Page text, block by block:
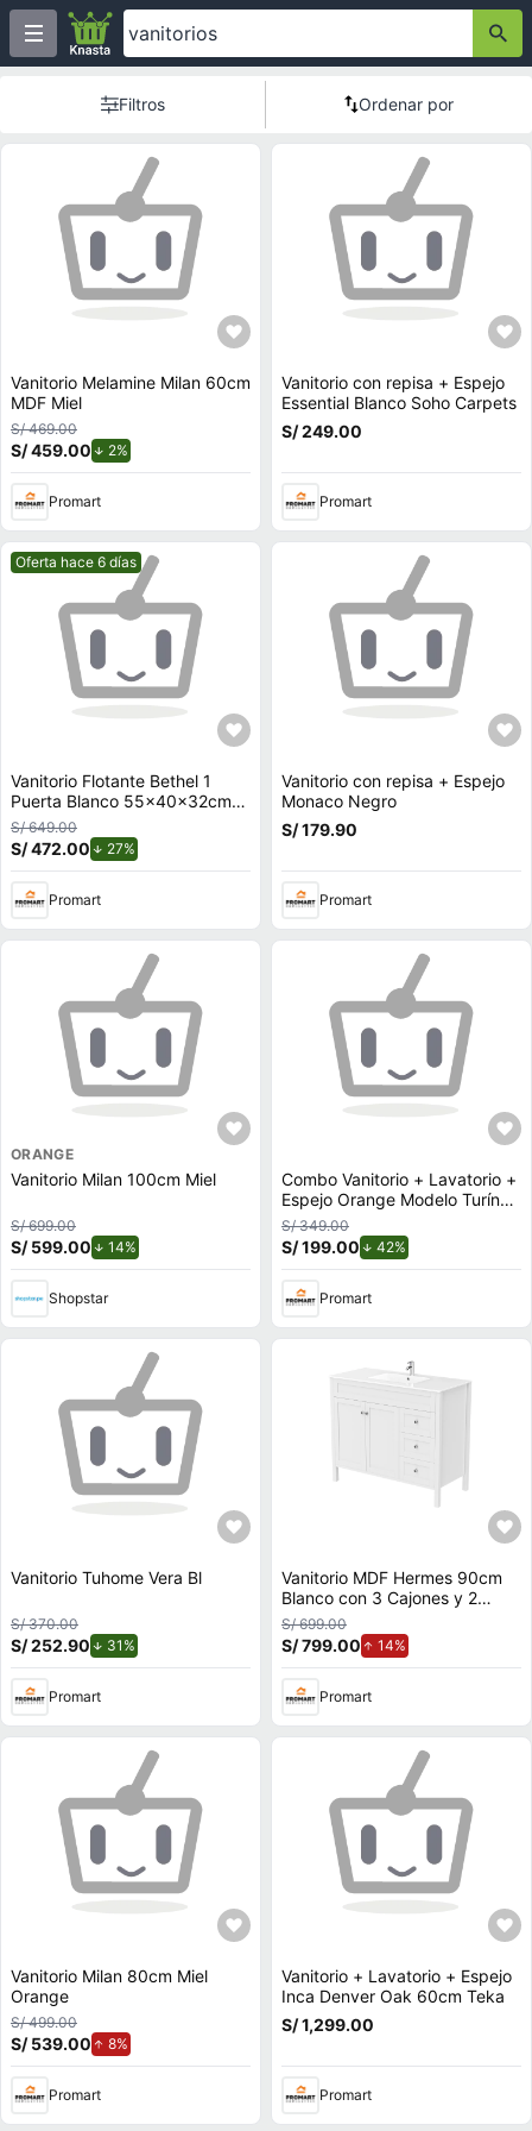
Filtros Ordenar por
Vanitorio Melamine Milan 60cm
MDF Miel
S/ 469.00
S/ 459.00 2%
Promart
Vanitorio con repisa + Espejo
Essential Blanco Soho Carpets
S/ 249.00
Promart
Mejor precio.
Oferta hace 6 días
Vanitorio Flotante Bethel 1
Puerta Blanco 55x40x32cm
Tuhome
S/ 649.00
S/ 472.00 27%
Promart
Vanitorio con repisa + Espejo
Monaco Negro
S/ 179.90
Promart
ORANGE
Vanitorio Milan 100cm Miel
S/ 699.00
S/ 599.00 14%
Shopstar
Combo Vanitorio + Lavatorio +
Espejo Orange Modelo Turín
Blanco de MDP Melamine
S/ 349.00
S/ 199.00 42%
Promart
Vanitorio Tuhome Vera Bl
S/ 370.00
S/ 252.90 31%
Promart
Vanitorio MDF Hermes 90cm
Blanco con 3 Cajones y 2
Puertas
S/ 699.00
S/ 799.00 14%
Promart
Vanitorio Milan 80cm Miel
Orange
S/ 499.00
S/ 539.00 8%
Promart
Vanitorio + Lavatorio + Espejo
Inca Denver Oak 60cm Teka
S/ 1,299.00
Promart